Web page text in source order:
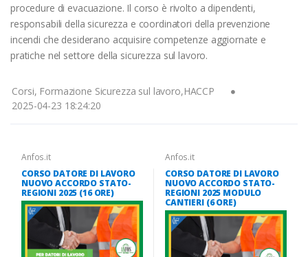
procedure di evacuazione. Il corso è rivolto a dipendenti,
responsabili della sicurezza e coordinatori della prevenzione
incendi che desiderano acquisire competenze aggiornate e
pratiche nel settore della sicurezza sul lavoro.
Corsi, Formazione Sicurezza sul lavoro,HACCP
2025-04-23 18:24:20
Anfos.it
CORSO DATORE DI LAVORO
NUOVO ACCORDO STATO-
REGIONI 2025 (16 ORE)
Anfos.it
CORSO DATORE DI LAVORO
NUOVO ACCORDO STATO-
REGIONI 2025 MODULO
CANTIERI (6 ORE)